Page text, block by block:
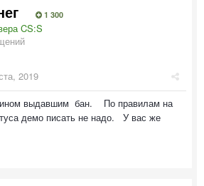
1 300
CS:S
2019
выдавшим бан. По правилам на
демо писать не надо. У вас же